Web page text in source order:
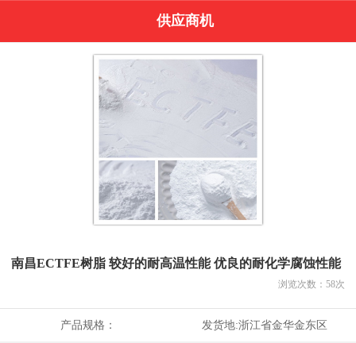
供应商机
南昌ECTFE树脂 较好的耐高温性能 优良的耐化学腐蚀性能
浏览次数： 58次
产品规格： 发货地:浙江省金华金东区